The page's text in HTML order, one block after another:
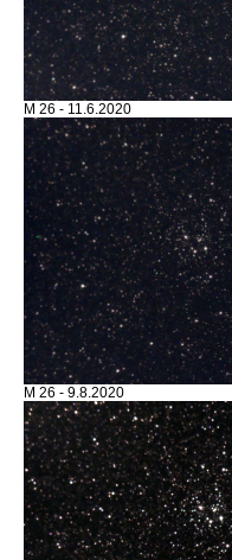
M 26 - 11.6.2020
M 26 - 9.8.2020